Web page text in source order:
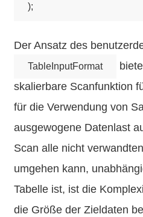
Der Ansatz des
TableInputFormat
skalierbare Scanfunktion
für die Verwendung von
ausgewogene Datenlast
Scan alle nicht
umgehen kann,
Tabelle ist, ist die
die Größe der Zieldaten